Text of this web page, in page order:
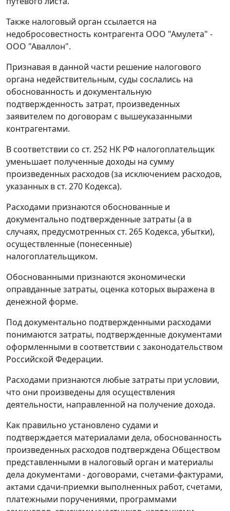
Также налоговый орган ссылается на
недобросовестность контрагента ООО "Амулета" -
ООО "Аваллон".
Признавая в данной части решение налогового
органа недействительным, суды сослались на
обоснованность и документальную
подтвержденность затрат, произведенных
заявителем по договорам с вышеуказанными
контрагентами.
В соответствии со ст. 252 НК РФ налогоплательщик
уменьшает полученные доходы на сумму
произведенных расходов (за исключением расходов,
указанных в ст. 270 Кодекса).
Расходами признаются обоснованные и
документально подтвержденные затраты (а в
случаях, предусмотренных ст. 265 Кодекса, убытки),
осуществленные (понесенные)
налогоплательщиком.
Обоснованными признаются экономически
оправданные затраты, оценка которых выражена в
денежной форме.
Под документально подтвержденными расходами
понимаются затраты, подтвержденные документами
оформленными в соответствии с законодательством
Российской Федерации.
Расходами признаются любые затраты при условии,
что они произведены для осуществления
деятельности, направленной на получение дохода.
Как правильно установлено судами и
подтверждается материалами дела, обоснованность
произведенных расходов подтверждена Обществом
представленными в налоговый орган и материалы
дела документами - договорами, счетами-фактурами,
актами сдачи-приемки выполненных работ, счетами,
платежными поручениями, программами